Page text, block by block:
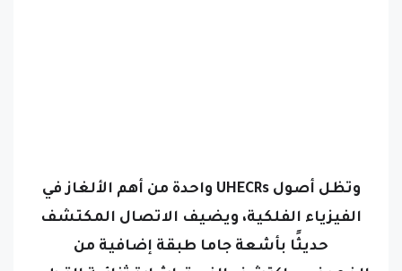
وتظل أصول UHECRs واحدة من أهم الألغاز في
الفيزياء الفلكية، ويضيف الاتصال المكتشف
حديثًا بأشعة جاما طبقة إضافية من